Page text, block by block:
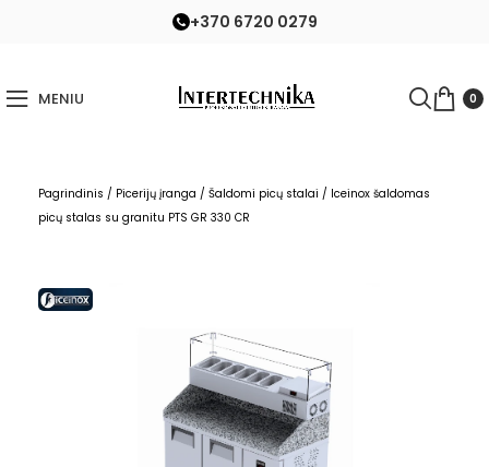
+370 6720 0279
MENIU 0
Pagrindinis / Picerijų įranga / Šaldomi picų stalai / Iceinox šaldomas
picų stalas su granitu PTS GR 330 CR